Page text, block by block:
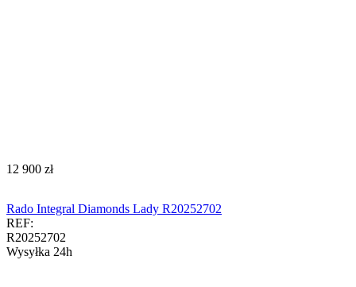
‍12 900‍ zł
Rado Integral Diamonds Lady R20252702
REF:
R20252702
Wysyłka 24h